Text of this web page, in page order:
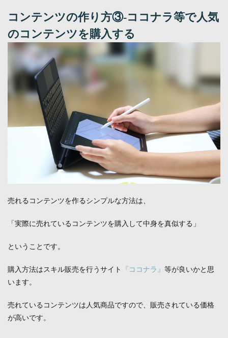
コンテンツの作り方③-ココナラ等で人気
のコンテンツを購入する
売れるコンテンツを作るシンプルな方法は、
「実際に売れているコンテンツを購入して中身を真似する」
ということです。
購入方法はスキル販売を行うサイト 『ココナラ』 等が良いかと思
います。
売れているコンテンツは人気商品ですので、販売されている価格
が高いです。